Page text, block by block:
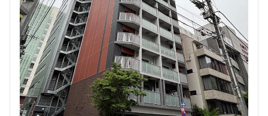
三井の賃貸
お問合せ 追加
新着 賃料改定
9階９０８